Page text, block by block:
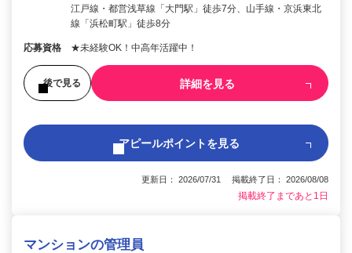
江戸線・都営浅草線「大門駅」徒歩7分、山手線・京浜東北
線「浜松町駅」徒歩8分
応募資格 ★未経験OK！中高年活躍中！
後で見る 詳細を見る
アピールポイントを見る
更新日： 2026/07/31 掲載終了日： 2026/08/08
掲載終了まであと1日
マンションの管理員